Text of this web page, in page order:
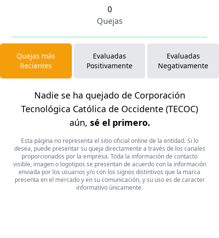
0
Quejas
Quejas más
Recientes
Evaluadas
Positivamente
Evaluadas
Negativamente
Nadie se ha quejado de Corporación
Tecnológica Católica de Occidente (TECOC)
aún, sé el primero.
Esta página no representa el sitio oficial online de la entidad. Si lo
desea, puede presentar su queja directamente a través de los canales
proporcionados por la empresa. Toda la información de contacto
visible, imagen o logotipos se presentan de acuerdo con la información
enviada por los usuarios y/o con los signos distintivos que la marca
presenta en el mercado y en su comunicación, y su uso es de caracter
informativo únicamente.